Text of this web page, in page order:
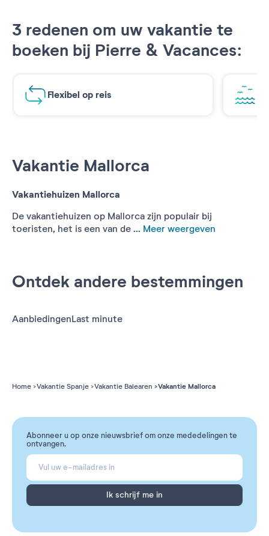
Vakantie Mallorca
Vakantiehuizen Mallorca
De vakantiehuizen op Mallorca zijn populair bij
toeristen, het is een van de ... Meer weergeven
3 redenen om uw vakantie te
boeken bij Pierre & Vacances:
Flexibel op reis
Ontdek andere bestemmingen
AanbiedingenLast minute
Home Vakantie Spanje Vakantie Balearen Vakantie Mallorca
Abonneer u op onze nieuwsbrief om onze mededelingen te
ontvangen.
Ik schrijf me in